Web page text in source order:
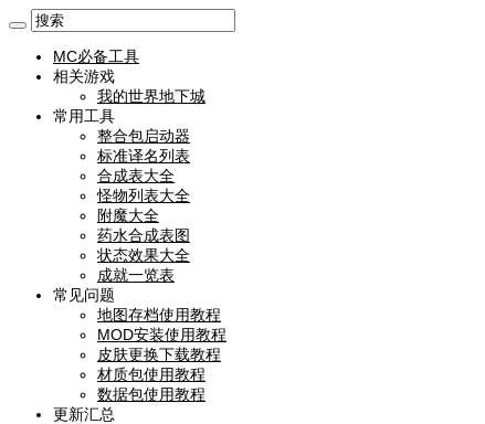
MC必备工具
相关游戏
我的世界地下城
常用工具
整合包启动器
标准译名列表
合成表大全
怪物列表大全
附魔大全
药水合成表图
状态效果大全
成就一览表
常见问题
地图存档使用教程
MOD安装使用教程
皮肤更换下载教程
材质包使用教程
数据包使用教程
更新汇总